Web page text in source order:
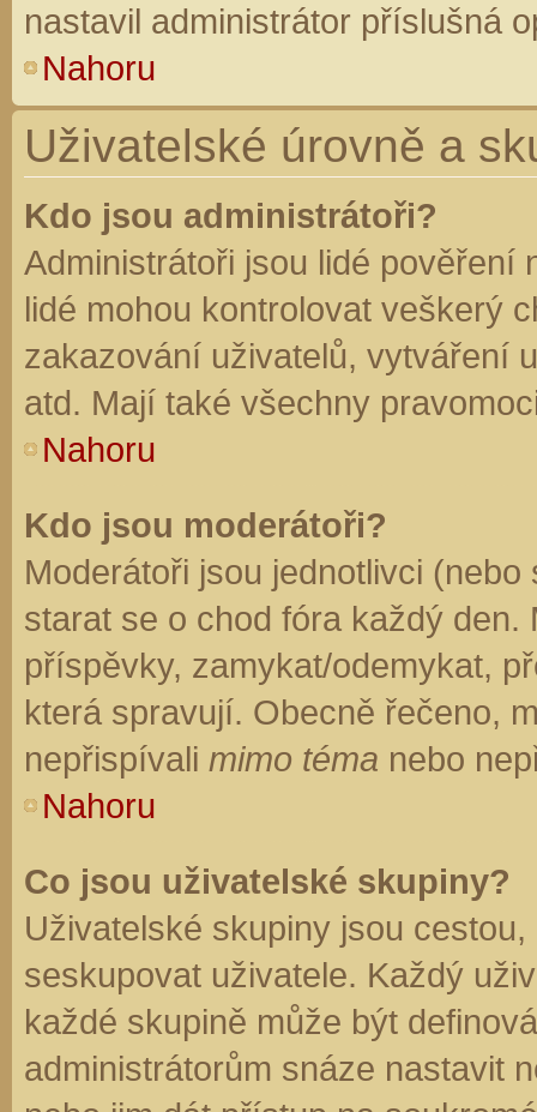
nastavil administrátor příslušná
Nahoru
Uživatelské úrovně a
Kdo jsou administrátoři?
Administrátoři jsou lidé pověření
lidé mohou kontrolovat veškerý
zakazování uživatelů, vytváření
atd. Mají také všechny
Nahoru
Kdo jsou moderátoři?
Moderátoři jsou jednotlivci
starat se o chod fóra každý
příspěvky, zamykat/odemykat,
která spravují. Obecně řečeno,
nepřispívali mimo téma nebo
Nahoru
Co jsou uživatelské skupiny?
Uživatelské skupiny jsou
seskupovat uživatele. Každý
každé skupině může být
administrátorům snáze nastavit